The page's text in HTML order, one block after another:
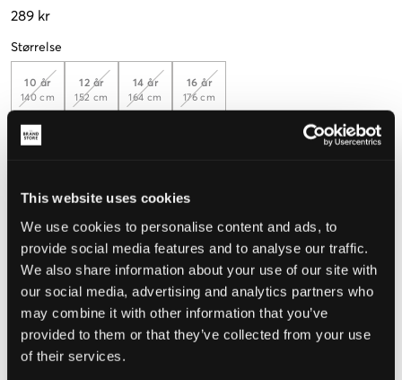
This website uses cookies
We use cookies to personalise content and ads, to
provide social media features and to analyse our traffic.
We also share information about your use of our site with
our social media, advertising and analytics partners who
may combine it with other information that you’ve
provided to them or that they’ve collected from your use
of their services.
289 kr
Størrelse
10 år
140 cm
12 år
152 cm
14 år
164 cm
16 år
176 cm
Liten Riktig
STØRRELSESTABELL
VELG EN STØRRELSE
Rask levering
Fri frakt over 999 kr